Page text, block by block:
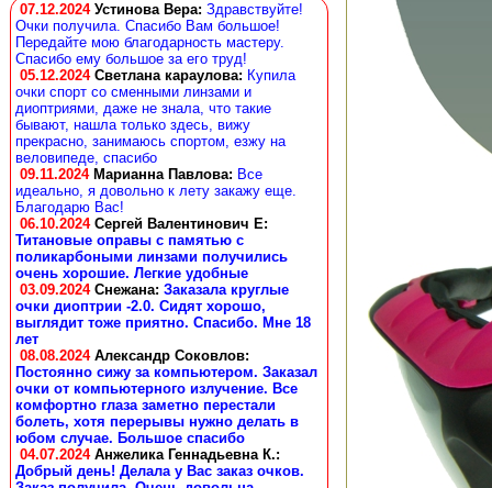
07.12.2024 Устинова Вера: Здравствуйте!
Очки получила. Спасибо Вам большое!
Передайте мою благодарность мастеру.
Спасибо ему большое за его труд!
05.12.2024 Светлана караулова: Купила
очки спорт со сменными линзами и
диоптриями, даже не знала, что такие
бывают, нашла только здесь, вижу
прекрасно, занимаюсь спортом, езжу на
веловипеде, спасибо
09.11.2024 Марианна Павлова: Все
идеально, я довольно к лету закажу еще.
Благодарю Вас!
06.10.2024 Сергей Валентинович Е:
Титановые оправы с памятью с
поликарбоными линзами получились
очень хорошие. Легкие удобные
03.09.2024 Снежана: Заказала круглые
очки диоптрии -2.0. Сидят хорошо,
выглядит тоже приятно. Спасибо. Мне 18
лет
08.08.2024 Александр Соковлов:
Постоянно сижу за компьютером. Заказал
очки от компьютерного излучение. Все
комфортно глаза заметно перестали
болеть, хотя перерывы нужно делать в
юбом случае. Большое спасибо
04.07.2024 Анжелика Геннадьевна К.:
Добрый день! Делала у Вас заказ очков.